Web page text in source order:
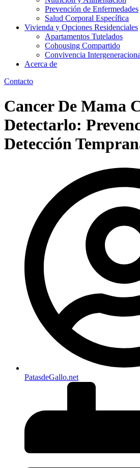
Prevención de Enfermedades
Salud Corporal Específica
Vivienda y Opciones Residenciales
Apartamentos Tutelados
Cohousing Compartido
Convivencia
Acerca de
Contacto
Cancer De Mama
Detectarlo:
Detección
PatasdeGallo .net